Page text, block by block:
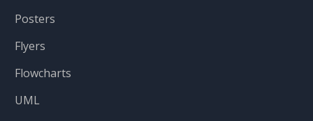
Posters
Flyers
Flowcharts
UML